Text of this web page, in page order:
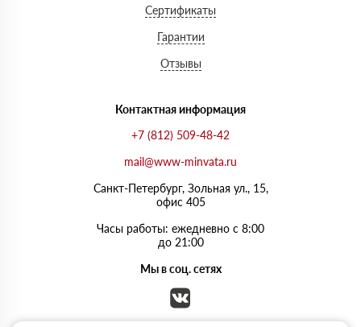
Сертификаты
Гарантии
Отзывы
Контактная информация
+7 (812) 509-48-42
mail@www-minvata.ru
Санкт-Петербург, Зольная ул., 15,
офис 405
Часы работы: ежедневно с 8:00
до 21:00
Мы в соц. сетях